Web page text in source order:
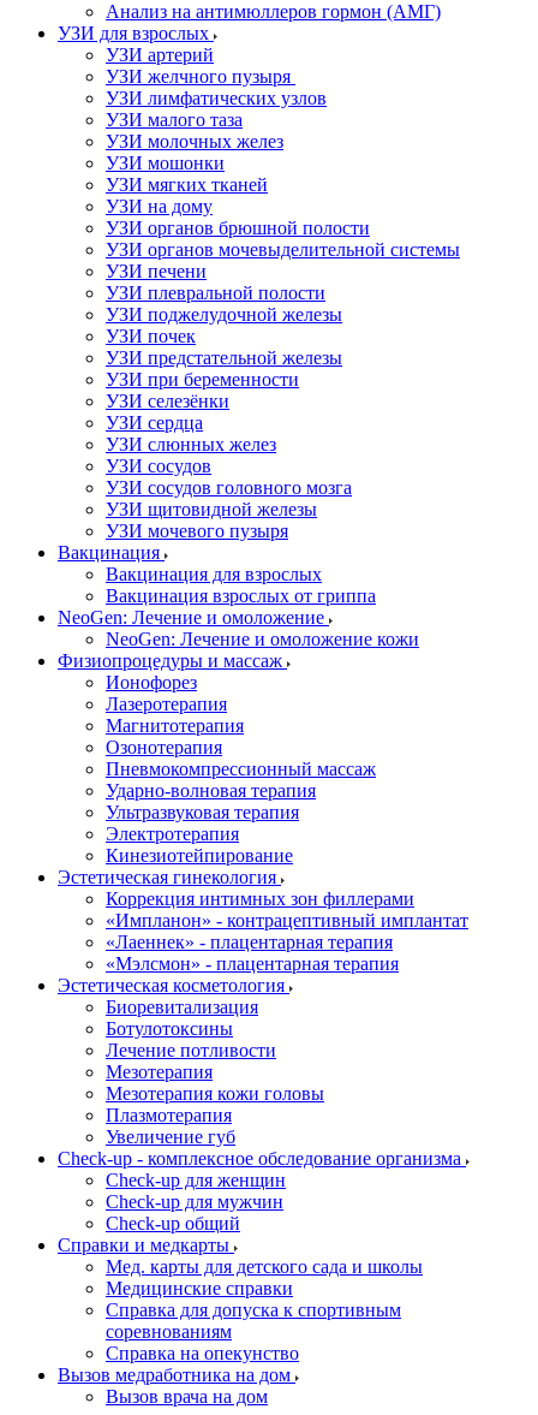
Анализ на антимюллеров гормон (АМГ)
УЗИ для взрослых
УЗИ артерий
УЗИ желчного пузыря
УЗИ лимфатических узлов
УЗИ малого таза
УЗИ молочных желез
УЗИ мошонки
УЗИ мягких тканей
УЗИ на дому
УЗИ органов брюшной полости
УЗИ органов мочевыделительной системы
УЗИ печени
УЗИ плевральной полости
УЗИ поджелудочной железы
УЗИ почек
УЗИ предстательной железы
УЗИ при беременности
УЗИ селезёнки
УЗИ сердца
УЗИ слюнных желез
УЗИ сосудов
УЗИ сосудов головного мозга
УЗИ щитовидной железы
УЗИ мочевого пузыря
Вакцинация
Вакцинация для взрослых
Вакцинация взрослых от гриппа
NeoGen: Лечение и омоложение
NeoGen: Лечение и омоложение кожи
Физиопроцедуры и массаж
Ионофорез
Лазеротерапия
Магнитотерапия
Озонотерапия
Пневмокомпрессионный массаж
Ударно-волновая терапия
Ультразвуковая терапия
Электротерапия
Кинезиотейпирование
Эстетическая гинекология
Коррекция интимных зон филлерами
«Импланон» - контрацептивный имплантат
«Лаеннек» - плацентарная терапия
«Мэлсмон» - плацентарная терапия
Эстетическая косметология
Биоревитализация
Ботулотоксины
Лечение потливости
Мезотерапия
Мезотерапия кожи головы
Плазмотерапия
Увеличение губ
Check-up - комплексное обследование организма
Check-up для женщин
Check-up для мужчин
Check-up общий
Справки и медкарты
Мед. карты для детского сада и школы
Медицинские справки
Справка для допуска к спортивным
соревнованиям
Справка на опекунство
Вызов медработника на дом
Вызов врача на дом